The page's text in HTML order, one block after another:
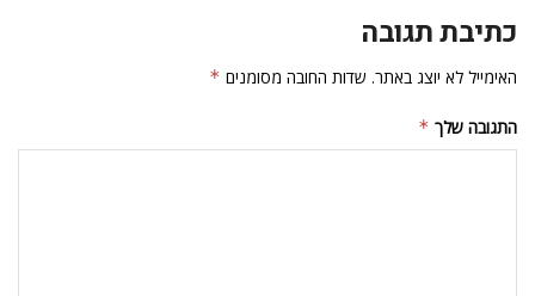
כתיבת תגובה
האימייל לא יוצג באתר. שדות החובה מסומנים *
התגובה שלך *